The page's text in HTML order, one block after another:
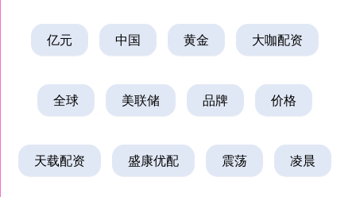
亿元 中国 黄金 大咖配资
全球 美联储 品牌 价格
天载配资 盛康优配 震荡 凌晨